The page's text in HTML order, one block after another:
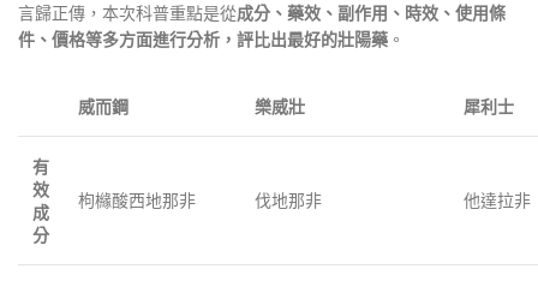
言歸正傳，本次科普重點是從成分、藥效、副作用、時效、使用條
件、價格等多方面進行分析，評比出最好的壯陽藥 。
威而鋼 樂威壯 犀利士
有
效
成
分
枸櫞酸西地那非 伐地那非 他達拉非